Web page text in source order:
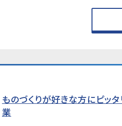
ものづくりが好きな方にピッ
業